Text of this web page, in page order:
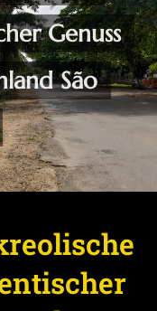
Genuss
São